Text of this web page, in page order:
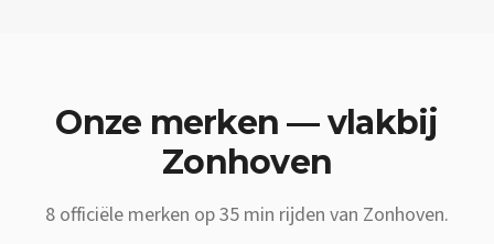
Onze merken — vlakbij
Zonhoven
8 officiële merken op35 min rijden van Zonhoven.